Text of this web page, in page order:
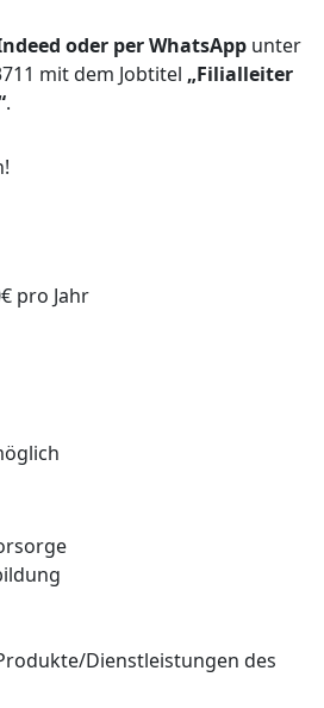
oder per WhatsApp unter
mit dem Jobtitel „Filialleiter
.
pro Jahr
Dienstleistungen des